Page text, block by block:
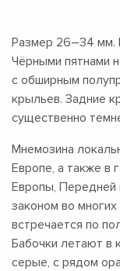
Размер 26–34 мм.
Чёрными пятнами
с обширным
крыльев. Задние
существенно
Мнемозина
Европе, а также в
Европы, Передней
законом во
встречается по
Бабочки летают в
серые, с рядом